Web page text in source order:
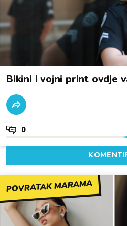
Bikini i vojni print ovdje
0
POVRATAK MARAMA